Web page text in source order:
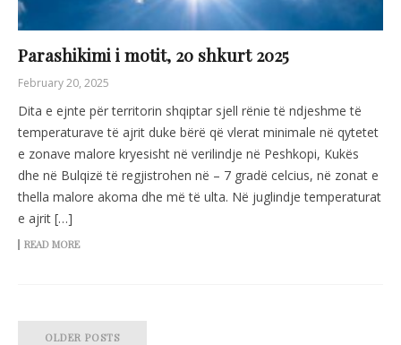
Parashikimi i motit, 20 shkurt 2025
February 20, 2025
Dita e ejnte për territorin shqiptar sjell rënie të ndjeshme të
temperaturave të ajrit duke bërë që vlerat minimale në qytetet
e zonave malore kryesisht në verilindje në Peshkopi, Kukës
dhe në Bulqizë të regjistrohen në – 7 gradë celcius, në zonat e
thella malore akoma dhe më të ulta. Në juglindje temperaturat
e ajrit […]
READ MORE
OLDER POSTS